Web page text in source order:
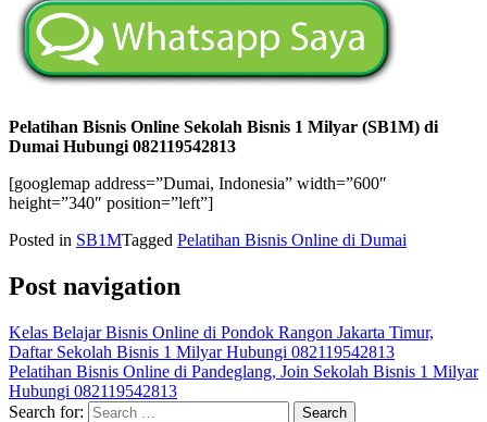
Pelatihan Bisnis Online Sekolah Bisnis 1 Milyar (SB1M) di
Dumai Hubungi 082119542813
[googlemap address=”Dumai, Indonesia” width=”600″
height=”340″ position=”left”]
Posted in SB1MTagged Pelatihan Bisnis Online di Dumai
Post navigation
Kelas Belajar Bisnis Online di Pondok Rangon Jakarta Timur,
Daftar Sekolah Bisnis 1 Milyar Hubungi 082119542813
Pelatihan Bisnis Online di Pandeglang, Join Sekolah Bisnis 1 Milyar
Hubungi 082119542813
Search for: